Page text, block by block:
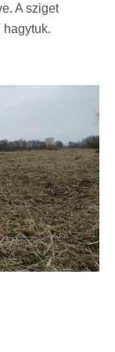
A sziget
hagytuk.